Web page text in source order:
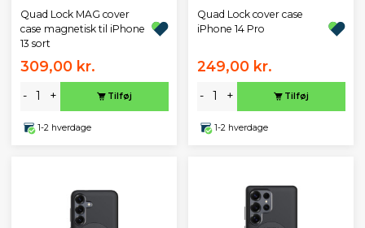
Quad Lock MAG cover
case magnetisk til iPhone
13 sort
309,00 kr.
- + Tilføj
1-2 hverdage
Quad Lock cover case
iPhone 14 Pro
249,00 kr.
- + Tilføj
1-2 hverdage